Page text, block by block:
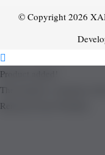
© Copyright 2026
Product added!
The product is already in
Removed from Wishlist